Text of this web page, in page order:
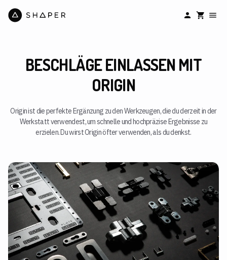
BESCHLÄGE EINLASSEN MIT
ORIGIN
Origin ist die perfekte Ergänzung zu den Werkzeugen, die du derzeit in der
Werkstatt verwendest, um schnelle und hochpräzise Ergebnisse zu
erzielen. Du wirst Origin öfter verwenden, als du denkst.